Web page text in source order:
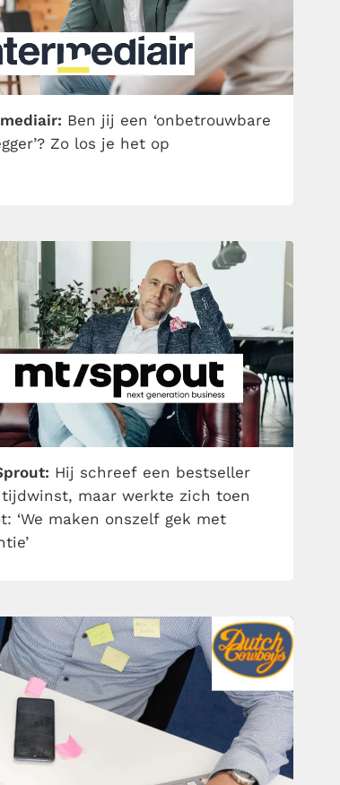
Ben jij een ‘onbetrouwbare
Zo los je het op
Hij schreef een bestseller
tijdwinst, maar werkte zich toen
‘We maken onszelf gek met